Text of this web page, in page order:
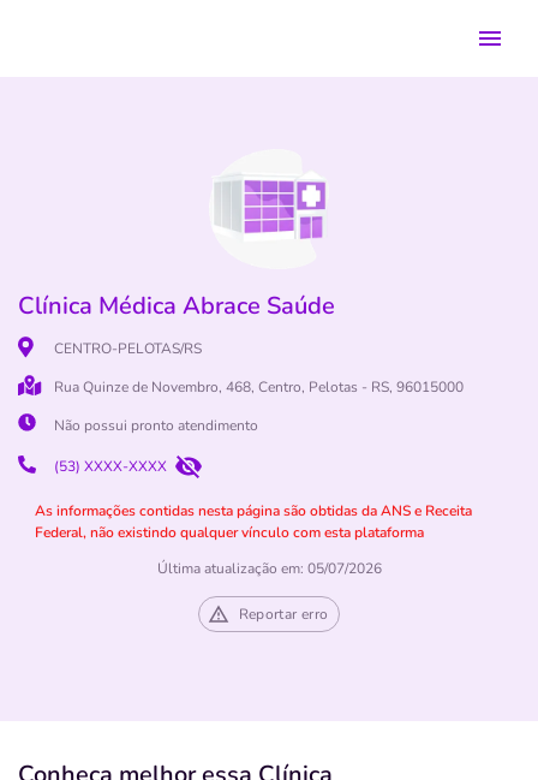
Clínica Médica Abrace Saúde
CENTRO-PELOTAS/RS
Rua Quinze de Novembro, 468, Centro, Pelotas - RS, 96015000
Não possui pronto atendimento
(53) XXXX-XXXX
As informações contidas nesta página são obtidas da ANS e Receita
Federal, não existindo qualquer vínculo com esta plataforma
Última atualização em: 05/07/2026
Reportar erro